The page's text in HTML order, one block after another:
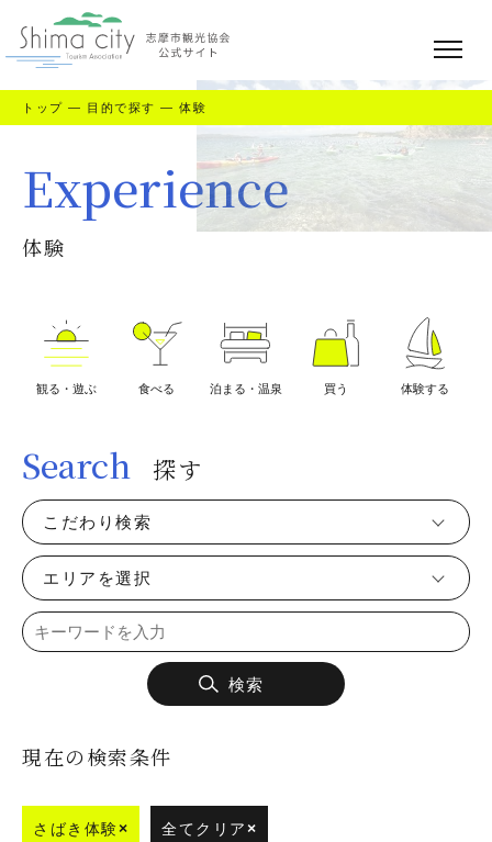
トップ — 目的で探す — 体験
Experience
体験
観る・遊ぶ 食べる 泊まる・温泉 買う 体験する
Search 探す
こだわり検索
エリアを選択
検索
現在の検索条件
さばき体験× 全てクリア×